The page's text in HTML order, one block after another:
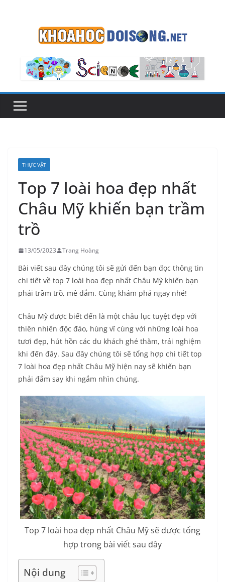
THỰC VẬT
Top 7 loài hoa đẹp nhất
Châu Mỹ khiến bạn trầm
trồ
13/05/2023 Trang Hoàng
Bài viết sau đây chúng tôi sẽ gửi đến bạn đọc thông tin
chi tiết về top 7 loài hoa đẹp nhất Châu Mỹ khiến bạn
phải trầm trồ, mê đắm. Cùng khám phá ngay nhé!
Châu Mỹ được biết đến là một châu lục tuyệt đẹp với
thiên nhiên độc đáo, hùng vĩ cùng với những loài hoa
tươi đẹp, hút hồn các du khách ghé thăm, trải nghiệm
khi đến đây. Sau đây chúng tôi sẽ tổng hợp chi tiết top
7 loài hoa đẹp nhất Châu Mỹ hiện nay sẽ khiến bạn
phải đắm say khi ngắm nhìn chúng.
Top 7 loài hoa đẹp nhất Châu Mỹ sẽ được tổng
hợp trong bài viết sau đây
Nội dung